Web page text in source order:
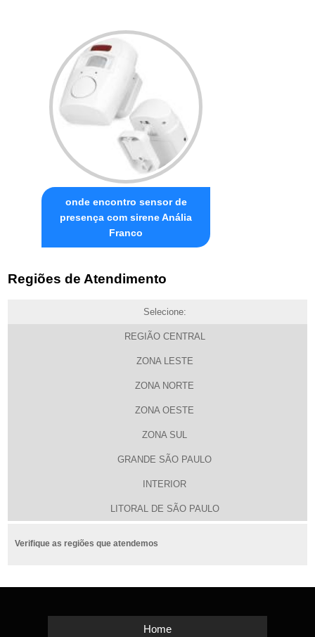
onde encontro sensor de
presença com sirene Anália
Franco
Regiões de Atendimento
Selecione:
REGIÃO CENTRAL
ZONA LESTE
ZONA NORTE
ZONA OESTE
ZONA SUL
GRANDE SÃO PAULO
INTERIOR
LITORAL DE SÃO PAULO
Verifique as regiões que atendemos
Home